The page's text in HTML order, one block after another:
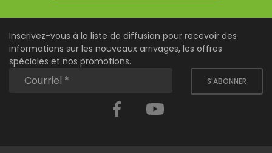
Inscrivez-vous à la liste de diffusion pour recevoir des
informations sur les nouveaux arrivages, les offres
spéciales et nos promotions.
S'ABONNER
Facebook